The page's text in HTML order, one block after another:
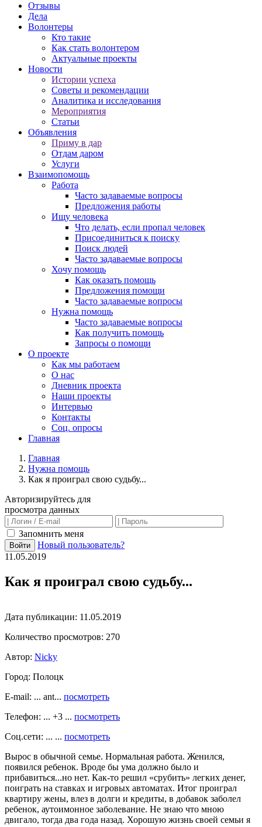
Отзывы
Дела
Волонтеры
Кто такие
Как стать волонтером
Актуальные проекты
Новости
Истории успеха
Советы и рекомендации
Аналитика и исследования
Мероприятия
Статьи
Объявления
Приму в дар
Отдам даром
Услуги
Взаимопомощь
Работа
Часто задаваемые вопросы
Предложения работы
Ищу человека
Что делать, если пропал человек
Присоединиться к поиску
Поиск людей
Часто задаваемые вопросы
Хочу помощь
Как оказать помощь
Предложения помощи
Часто задаваемые вопросы
Нужна помощь
Часто задаваемые вопросы
Как получить помощь
Запросы о помощи
О проекте
Как мы работаем
О нас
Дневник проекта
Наши проекты
Интервью
Контакты
Соц. опросы
Главная
Главная
Нужна помощь
Как я проиграл свою судьбу...
Авторизируйтесь для
просмотра данных
Запомнить меня
Войти
Новый пользователь?
11.05.2019
Как я проиграл свою судьбу...
Дата публикации: 11.05.2019
Количество просмотров: 270
Автор: Nicky
Город: Полоцк
E-mail: ... ant... посмотреть
Телефон: ... +3 ... посмотреть
Соц.сети: ... ... посмотреть
Вырос в обычной семье. Нормальная работа. Женился,
появился ребенок. Вроде бы ума должно было и
прибавиться...но нет. Как-то решил «срубить» легких денег,
поиграть на ставках и игровых автоматах. Итог проиграл
квартиру жены, влез в долги и кредиты, в добавок заболел
ребенок, аутоимонное заболевание. Не знаю что мною
двигало, тогда два года назад. Хорошую жизнь своей семьи я